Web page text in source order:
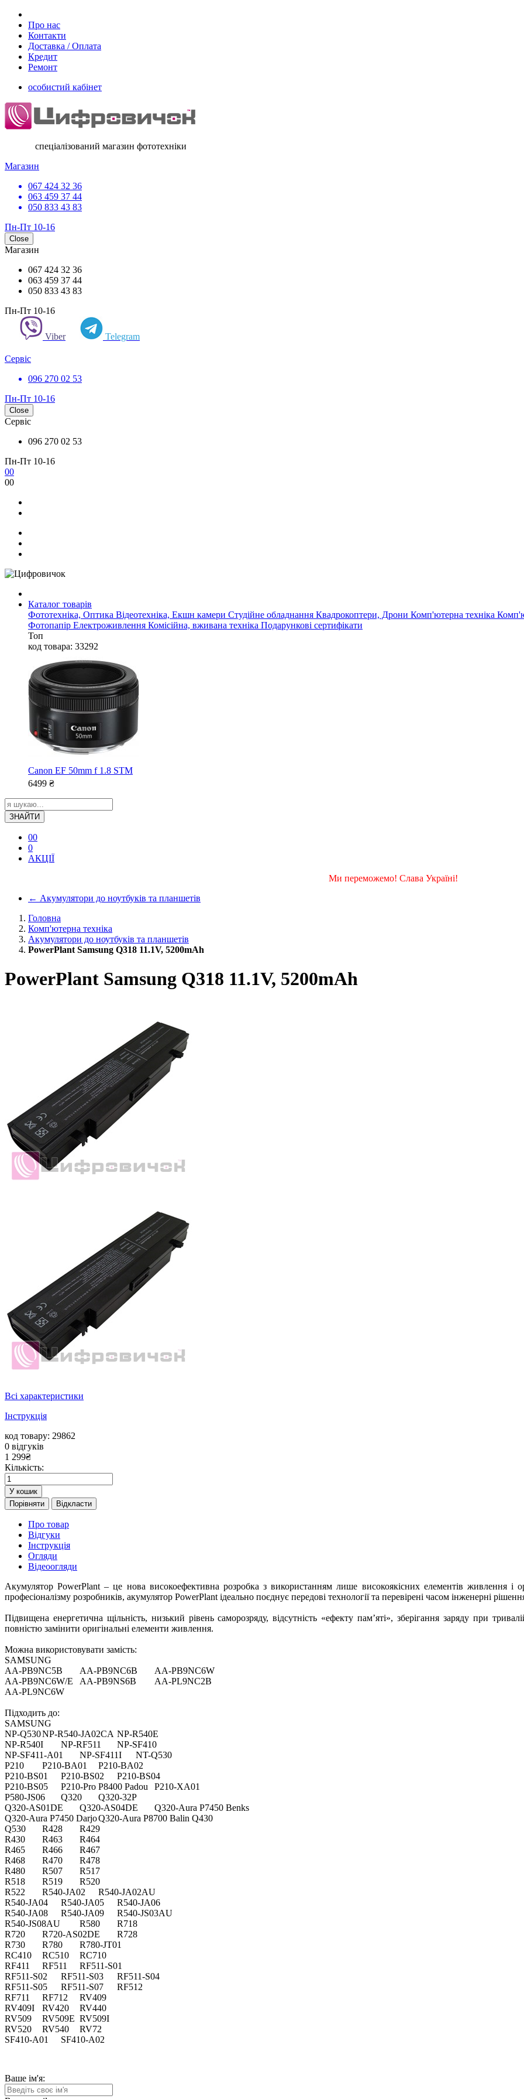
Про нас
Контакти
Доставка / Оплата
Кредит
Ремонт
особистий кабінет
спеціалізований магазин фототехніки
Магазин
067 424 32 36
063 459 37 44
050 833 43 83
Пн-Пт 10-16
Close
Магазин
067 424 32 36
063 459 37 44
050 833 43 83
Пн-Пт 10-16
Viber Telegram
Сервіс
096 270 02 53
Пн-Пт 10-16
Close
Сервіс
096 270 02 53
Пн-Пт 10-16
00
00
Каталог товарів
Фототехніка, Оптика Відеотехніка, Екшн камери Студійне обладнання Квадрокоптери, Дрони Комп'ютерна техніка
Фотопапір Електроживлення Комісійна, вживана техніка Подарункові сертифікати
Топ
код товара: 33292
Canon EF 50mm f 1.8 STM
6499 ₴
ЗНАЙТИ
00
0
АКЦІЇ
Ми переможемо! Слава Україні!
← Акумулятори до ноутбуків та планшетів
Головна
Комп'ютерна техніка
Акумулятори до ноутбуків та планшетів
PowerPlant Samsung Q318 11.1V, 5200mAh
PowerPlant Samsung Q318 11.1V, 5200mAh
Всі характеристики
Інструкція
код товару: 29862
0 відгуків
1 299₴
Кількість:
У кошик
Порівняти
Відкласти
Про товар
Відгуки
Інструкція
Огляди
Відеоогляди
Акумулятор PowerPlant – це нова високоефективна розробка з використанням лише високоякісних елементів живлення і
професіоналізму розробників, акумулятор PowerPlant ідеально поєднує передові технології та перевірені часом інженерні
Підвищена енергетична щільність, низький рівень саморозряду, відсутність «ефекту пам’яті», зберігання заряду при
повністю замінити оригінальні елементи живлення.
Можна використовувати замість:
SAMSUNG
AA-PB9NC5B
AA-PB9NC6B
AA-PB9NC6W
AA-PB9NC6W/E
AA-PB9NS6B
AA-PL9NC2B
AA-PL9NC6W
Підходить до:
SAMSUNG
NP-Q530NP-R540-JA02CA NP-R540E
NP-R540I
NP-RF511
NP-SF410
NP-SF411-A01
NP-SF411I
NT-Q530
P210
P210-BA01
P210-BA02
P210-BS01
P210-BS02
P210-BS04
P210-BS05
P210-Pro P8400 Padou
P210-XA01
P580-JS06
Q320
Q320-32P
Q320-AS01DE
Q320-AS04DE
Q320-Aura P7450 Benks
Q320-Aura P7450 DarjoQ320-Aura P8700 Balin Q430
Q530
R428
R429
R430
R463
R464
R465
R466
R467
R468
R470
R478
R480
R507
R517
R518
R519
R520
R522
R540-JA02
R540-JA02AU
R540-JA04
R540-JA05
R540-JA06
R540-JA08
R540-JA09
R540-JS03AU
R540-JS08AU
R580
R718
R720
R720-AS02DE
R728
R730
R780
R780-JT01
RC410
RC510
RC710
RF411
RF511
RF511-S01
RF511-S02
RF511-S03
RF511-S04
RF511-S05
RF511-S07
RF512
RF711
RF712
RV409
RV409I
RV420
RV440
RV509
RV509E RV509I
RV520
RV540
RV72
SF410-A01
SF410-A02
Ваше ім'я: